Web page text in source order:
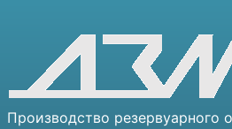
Производство резервуарного